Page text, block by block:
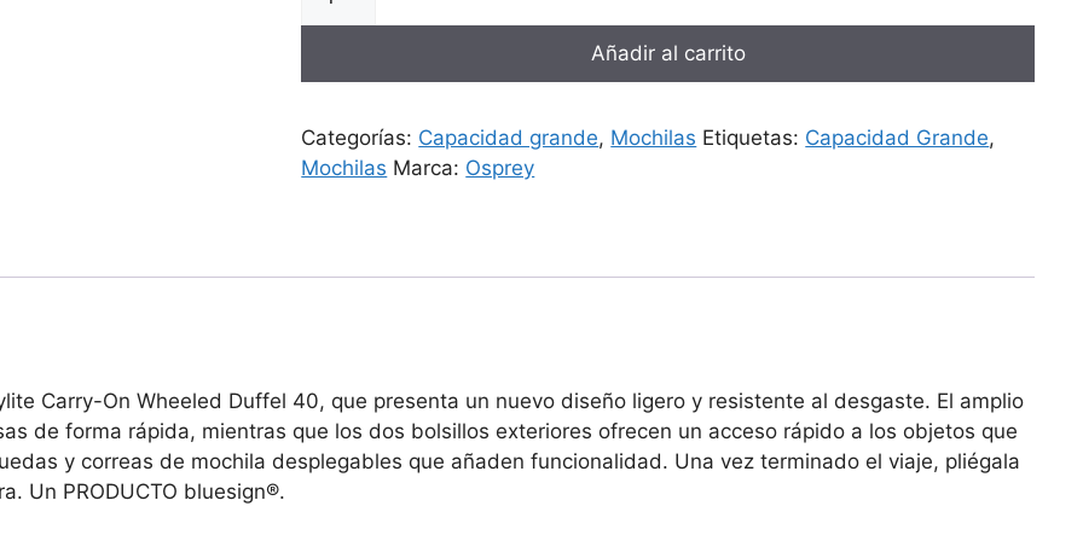
Añadir al carrito
Categorías: Capacidad grande, Mochilas Etiquetas: Capacidad Grande,
Mochilas Marca: Osprey
Carry-On Wheeled Duffel 40, que presenta un nuevo diseño ligero y resistente al desgaste. El amplio
de forma rápida, mientras que los dos bolsillos exteriores ofrecen un acceso rápido a los objetos que
y correas de mochila desplegables que añaden funcionalidad. Una vez terminado el viaje, pliégala
Un PRODUCTO bluesign®.